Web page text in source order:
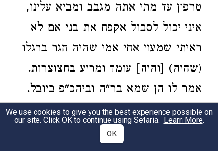
טרפון עד מתי אתה מגבב ומביא עלינו,
איני יכול לסבול אקפח את בני אם לא
ראיתי שמעון אחי אמי שהיה חגר ברגלו
(שהיה) [והיה] עומד ומריע בחצוצרות.
אמר לו הן שמא בר"ה וביהכ"פ ביובל.
אמר לו העבודה, שלא בדית, אשריך
אברהם אבינו שיצא עקיבא מחלציך,
We use cookies to give you the best experience possible on
our site. Click OK to continue using Sefaria. Learn More.
OK